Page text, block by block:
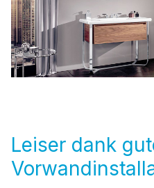
Leiser dank